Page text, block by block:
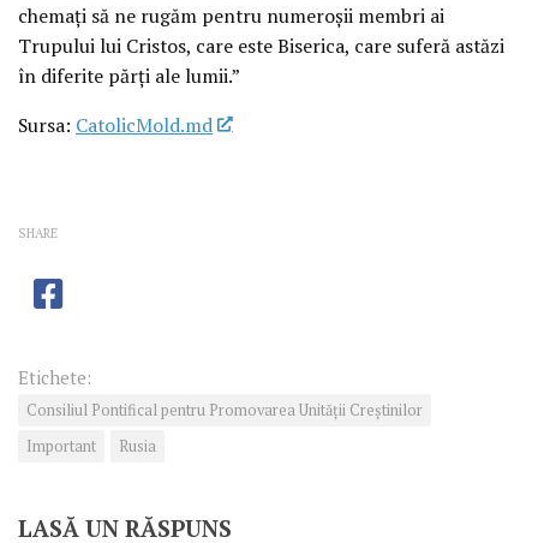
chemați să ne rugăm pentru numeroșii membri ai
Trupului lui Cristos, care este Biserica, care suferă astăzi
în diferite părți ale lumii.”
Sursa: CatolicMold.md
SHARE
Etichete:
Consiliul Pontifical pentru Promovarea Unităţii Creştinilor
Important
Rusia
LASĂ UN RĂSPUNS